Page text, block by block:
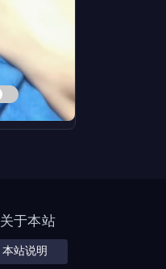
关于本站
本站说明